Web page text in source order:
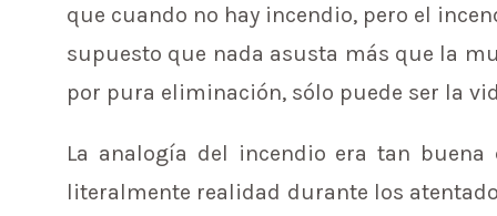
que cuando no hay incendio, pero el
supuesto que nada asusta más que la
por pura eliminación, sólo puede ser la
La analogía del incendio era tan
literalmente realidad durante los